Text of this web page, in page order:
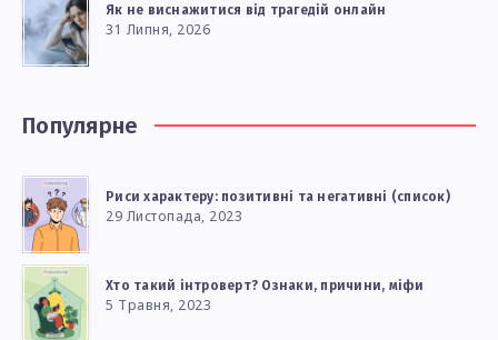
Як не виснажитися від трагедій онлайн
31 Липня, 2026
Популярне
Риси характеру: позитивні та негативні (список)
29 Листопада, 2023
Хто такий інтроверт? Ознаки, причини, міфи
5 Травня, 2023